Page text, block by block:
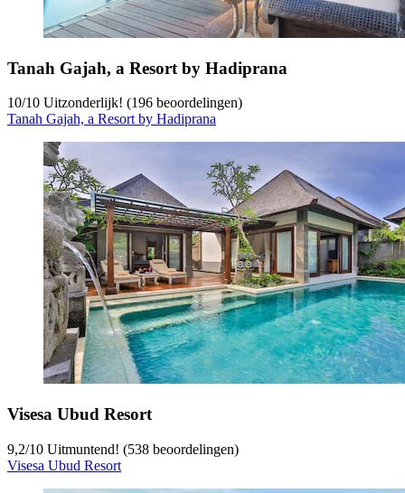
Tanah Gajah, a Resort by Hadiprana
10/10 Uitzonderlijk! (196 beoordelingen)
Tanah Gajah, a Resort by Hadiprana
Visesa Ubud Resort
9,2/10 Uitmuntend! (538 beoordelingen)
Visesa Ubud Resort